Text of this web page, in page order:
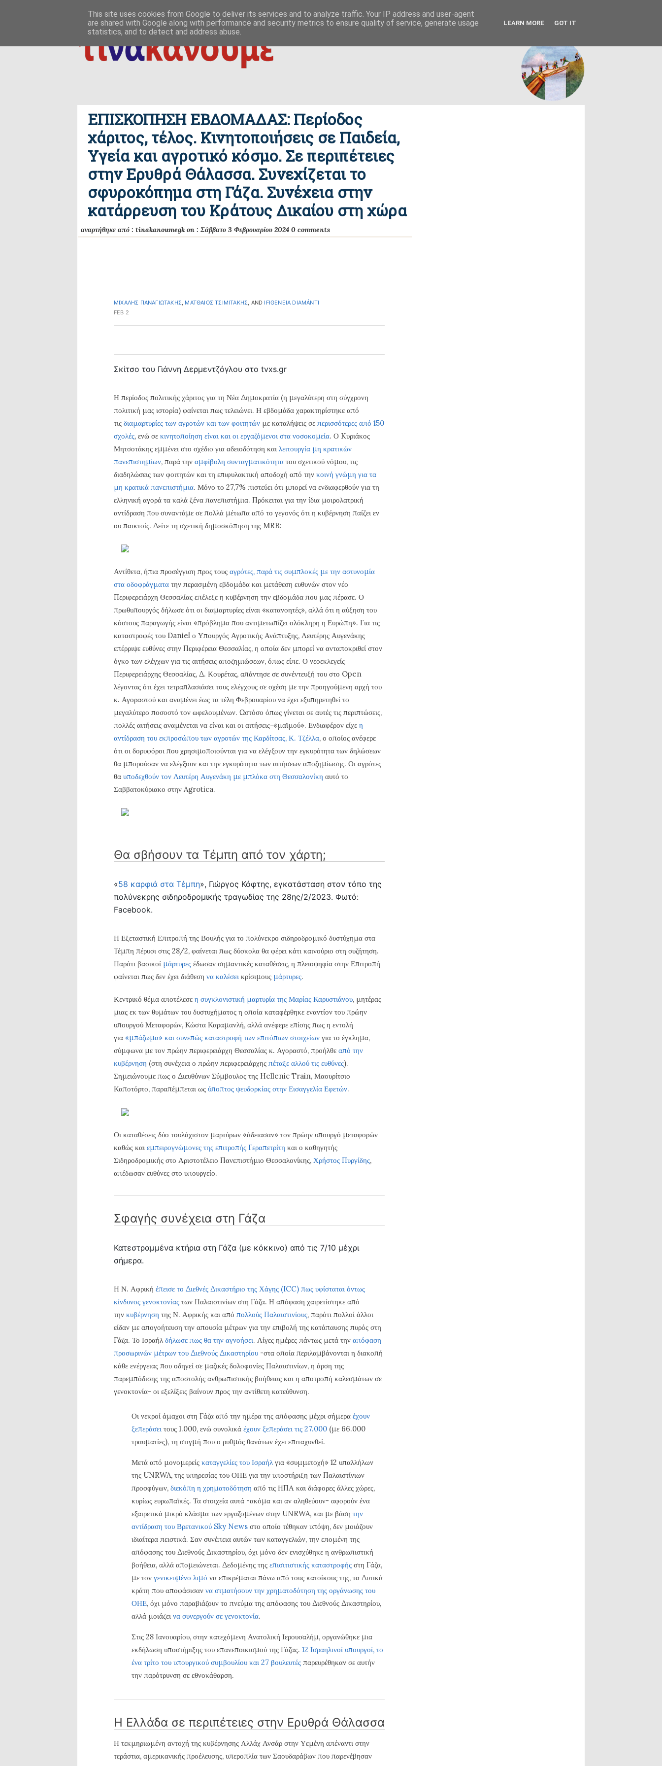
ΑΡΧΙΚΗ ΠΟΙΟΣ ΤΙ ΠΟΥ ΠΡΟΣ ΤΟ ΔΕΙΝ ΟΥΤΩ ΕΥΣΗΜΟΝ ΛΟΓΟΝ ΜΙΚΡΟΚΟΣΜΟΙ ΦΙΛΙΚΕΣ ΣΕΛΙΔΕΣ FACEBOOK
ΕΠΙΚΟΙΝΩΝΙΑ
δημιουργία / εδαφικές, ανθρωπολογικές ρίζες της οικονομίας|δημοκρατία / συμβουλιακές βάσεις σχέσεων θεσμών - κοινωνίας
ΕΠΙΣΚΟΠΗΣΗ ΕΒΔΟΜΑΔΑΣ: Περίοδος
χάριτος, τέλος. Κινητοποιήσεις σε Παιδεία,
Υγεία και αγροτικό κόσμο. Σε περιπέτειες
στην Ερυθρά Θάλασσα. Συνεχίζεται το
σφυροκόπημα στη Γάζα. Συνέχεια στην
κατάρρευση του Κράτους Δικαίου στη χώρα
αναρτήθηκε από : tinakanoumegk on :Σάββατο 3 Φεβρουαρίου 2024 0 comments
ΜΙΧΑΛΗΣ ΠΑΝΑΓΙΩΤΑΚΗΣ ΜΑΤΘΑΙΟΣ ΤΣΙΜΙΤΑΚΗΣ , AND IFIGENEIA DIAMÁNTI
FEB 2
Σκίτσο του Γιάννη Δερμεντζόγλου στο tvxs.gr
Η περίοδος πολιτικής χάριτος για τη Νέα Δημοκρατία (η μεγαλύτερη στη σύγχρονη
πολιτική μας ιστορία) φαίνεται πως τελειώνει. Η εβδομάδα χαρακτηρίστηκε από
τις διαμαρτυρίες των αγροτών και των φοιτητών με καταλήψεις σε περισσότερες από 150
σχολές, ενώ σε κινητοποίηση είναι και οι εργαζόμενοι στα νοσοκομεία. Ο Kυριάκος
Μητσοτάκης εμμένει στο σχέδιο για αδειοδότηση και λειτουργία μη κρατικών
πανεπιστημίων, παρά την αμφίβολη συνταγματικότητα του σχετικού νόμου, τις
διαδηλώσεις των φοιτητών και τη επιφυλακτική αποδοχή από την κοινή γνώμη για τα
μη κρατικά πανεπιστήμια. Μόνο το 27,7% πιστεύει ότι μπορεί να ενδιαφερθούν για τη
ελληνική αγορά τα καλά ξένα πανεπιστήμια. Πρόκειται για την ίδια μοιρολατρική
αντίδραση που συναντάμε σε πολλά μέτωπα από το γεγονός ότι η κυβέρνηση παίζει εν
ου παικτοίς. Δείτε τη σχετική δημοσκόπηση της MRB:
Αντίθετα, ήπια προσέγγιση προς τους αγρότες, παρά τις συμπλοκές με την αστυνομία
στα οδοφράγματα την περασμένη εβδομάδα και μετάθεση ευθυνών στον νέο
Περιφερειάρχη Θεσσαλίας επέλεξε η κυβέρνηση την εβδομάδα που μας πέρασε. Ο
πρωθυπουργός δήλωσε ότι οι διαμαρτυρίες είναι «κατανοητές», αλλά ότι η αύξηση του
κόστους παραγωγής είναι «πρόβλημα που αντιμετωπίζει ολόκληρη η Ευρώπη». Για τις
καταστροφές του Daniel ο Υπουργός Αγροτικής Ανάπτυξης, Λευτέρης Αυγενάκης
επέρριψε ευθύνες στην Περιφέρεια Θεσσαλίας, η οποία δεν μπορεί να ανταποκριθεί στον
όγκο των ελέγχων για τις αιτήσεις αποζημιώσεων, όπως είπε. Ο νεοεκλεγείς
Περιφερειάρχης Θεσσαλίας, Δ. Κουρέτας, απάντησε σε συνέντευξή του στο Open
λέγοντας ότι έχει τετραπλασιάσει τους ελέγχους σε σχέση με την προηγούμενη αρχή του
κ. Αγοραστού και αναμένει έως τα τέλη Φεβρουαρίου να έχει εξυπηρετηθεί το
μεγαλύτερο ποσοστό τον ωφελουμένων. Ωστόσο όπως γίνεται σε αυτές τις περιπτώσεις,
πολλές αιτήσεις αναμένεται να είναι και οι αιτήσεις-«μαϊμού». Ενδιαφέρον είχε η
αντίδραση του εκπροσώπου των αγροτών της Καρδίτσας, Κ. Τζέλλα, ο οποίος ανέφερε
ότι οι δορυφόροι που χρησιμοποιούνται για να ελέγξουν την εγκυρότητα των δηλώσεων
θα μπορούσαν να ελέγξουν και την εγκυρότητα των αιτήσεων αποζημίωσης. Οι αγρότες
θα υποδεχθούν τον Λευτέρη Αυγενάκη με μπλόκα στη Θεσσαλονίκη αυτό το
Σαββατοκύριακο στην Agrotica.
Θα σβήσουν τα Τέμπη από τον χάρτη;
«58 καρφιά στα Τέμπη», Γιώργος Κόφτης, εγκατάσταση στον τόπο της
πολύνεκρης σιδηροδρομικής τραγωδίας της 28ης/2/2023. Φωτό:
Facebook.
Η Εξεταστική Επιτροπή της Βουλής για το πολύνεκρο σιδηροδρομικό δυστύχημα στα
Τέμπη πέρυσι στις 28/2, φαίνεται πως δύσκολα θα φέρει κάτι καινούριο στη συζήτηση.
Παρότι βασικοί μάρτυρες έδωσαν σημαντικές καταθέσεις, η πλειοψηφία στην Επιτροπή
φαίνεται πως δεν έχει διάθεση να καλέσει κρίσιμους μάρτυρες.
Κεντρικό θέμα αποτέλεσε η συγκλονιστική μαρτυρία της Μαρίας Καρυστιάνου, μητέρας
μιας εκ των θυμάτων του δυστυχήματος η οποία καταφέρθηκε εναντίον του πρώην
υπουργού Μεταφορών, Κώστα Καραμανλή, αλλά ανέφερε επίσης πως η εντολή
για «μπάζωμα» και συνεπώς καταστροφή των επιτόπιων στοιχείων για το έγκλημα,
σύμφωνα με τον πρώην περιφερειάρχη Θεσσαλίας κ. Αγοραστό, προήλθε από την
κυβέρνηση (στη συνέχεια ο πρώην περιφερειάρχης πέταξε αλλού τις ευθύνες).
Σημειώνουμε πως ο Διευθύνων Σύμβουλος της Hellenic Train, Μαουρίτσιο
Καποτόρτο, παραπέμπεται ως ύποπτος ψευδορκίας στην Εισαγγελία Εφετών.
Οι καταθέσεις δύο τουλάχιστον μαρτύρων «άδειασαν» τον πρώην υπουργό μεταφορών
καθώς και εμπειρογνώμονες της επιτροπής Γεραπετρίτη και ο καθηγητής
Σιδηροδρομικής στο Αριστοτέλειο Πανεπιστήμιο Θεσσαλονίκης, Χρήστος Πυργίδης,
απέδωσαν ευθύνες στο υπουργείο.
Σφαγής συνέχεια στη Γάζα
Κατεστραμμένα κτήρια στη Γάζα (με κόκκινο) από τις 7/10 μέχρι
σήμερα.
Η Ν. Αφρική έπεισε το Διεθνές Δικαστήριο της Χάγης (ICC) πως υφίσταται όντως
κίνδυνος γενοκτονίας των Παλαιστινίων στη Γάζα. Η απόφαση χαιρετίστηκε από
την κυβέρνηση της Ν. Αφρικής και από πολλούς Παλαιστινίους, παρότι πολλοί άλλοι
είδαν με απογοήτευση την απουσία μέτρων για την επιβολή της κατάπαυσης πυρός στη
Γάζα. Το Ισραήλ δήλωσε πως θα την αγνοήσει. Λίγες ημέρες πάντως μετά την απόφαση
προσωρινών μέτρων του Διεθνούς Δικαστηρίου -στα οποία περιλαμβάνονται η διακοπή
κάθε ενέργειας που οδηγεί σε μαζικές δολοφονίες Παλαιστινίων, η άρση της
παρεμπόδισης της αποστολής ανθρωπιστικής βοήθειας και η αποτροπή καλεσμάτων σε
γενοκτονία- οι εξελίξεις βαίνουν προς την αντίθετη κατεύθυνση.
Οι νεκροί άμαχοι στη Γάζα από την ημέρα της απόφασης μέχρι σήμερα έχουν
ξεπεράσει τους 1.000, ενώ συνολικά έχουν ξεπεράσει τις 27.000 (με 66.000
τραυματίες), τη στιγμή που ο ρυθμός θανάτων έχει επιταχυνθεί.
Μετά από μονομερείς καταγγελίες του Ισραήλ για «συμμετοχή» 12 υπαλλήλων
της UNRWA, της υπηρεσίας του ΟΗΕ για την υποστήριξη των Παλαιστίνιων
προσφύγων, διεκόπη η χρηματοδότηση από τις ΗΠΑ και διάφορες άλλες χώρες,
κυρίως ευρωπαϊκές. Τα στοιχεία αυτά -ακόμα και αν αληθεύουν- αφορούν ένα
εξαιρετικά μικρό κλάσμα των εργαζομένων στην UNRWA, και με βάση την
αντίδραση του Βρετανικού Sky News στο οποίο τέθηκαν υπόψη, δεν μοιάζουν
ιδιαίτερα πειστικά. Σαν συνέπεια αυτών των καταγγελιών, την επομένη της
απόφασης του Διεθνούς Δικαστηρίου, όχι μόνο δεν ενισχύθηκε η ανθρωπιστική
βοήθεια, αλλά απομειώνεται. Δεδομένης της επισιτιστικής καταστροφής στη Γάζα,
με τον γενικευμένο λιμό να επικρέμαται πάνω από τους κατοίκους της, τα Δυτικά
κράτη που αποφάσισαν να στματήσουν την χρηματοδότηση της οργάνωσης του
ΟΗΕ, όχι μόνο παραβιάζουν το πνεύμα της απόφασης του Διεθνούς Δικαστηρίου,
αλλά μοιάζει να συνεργούν σε γενοκτονία.
Στις 28 Ιανουαρίου, στην κατεχόμενη Ανατολική Ιερουσαλήμ, οργανώθηκε μια
εκδήλωση υποστήριξης του επανεποικισμού της Γάζας. 12 Ισραηλινοί υπουργοί, το
ένα τρίτο του υπουργικού συμβουλίου και 27 βουλευτές παρευρέθηκαν σε αυτήν
την παρότρυνση σε εθνοκάθαρση.
Η Ελλάδα σε περιπέτειες στην Ερυθρά Θάλασσα
Η τεκμηριωμένη αντοχή της κυβέρνησης Αλλάχ Ανσάρ στην Υεμένη απέναντι στην
τεράστια, αμερικανικής προέλευσης, υπεροπλία των Σαουδαράβων που παρενέβησαν
This site uses cookies from Google to deliver its services and to analyze traffic. Your IP address and user-agent
are shared with Google along with performance and security metrics to ensure quality of service, generate usage
statistics, and to detect and address abuse.
LEARN MORE GOT IT